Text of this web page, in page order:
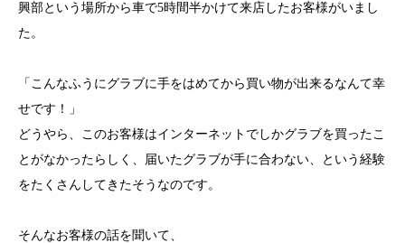
興部という場所から車で5時間半かけて来店したお客様がいまし
た。
「こんなふうにグラブに手をはめてから買い物が出来るなんて幸
せです！」
どうやら、このお客様はインターネットでしかグラブを買ったこ
とがなかったらしく、届いたグラブが手に合わない、という経験
をたくさんしてきたそうなのです。
そんなお客様の話を聞いて、